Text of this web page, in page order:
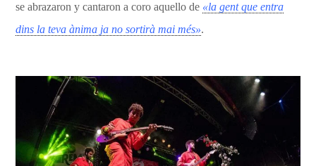
se abrazaron y cantaron a coro aquello de «la gent que entra
dins la teva ànima ja no sortirà mai més».